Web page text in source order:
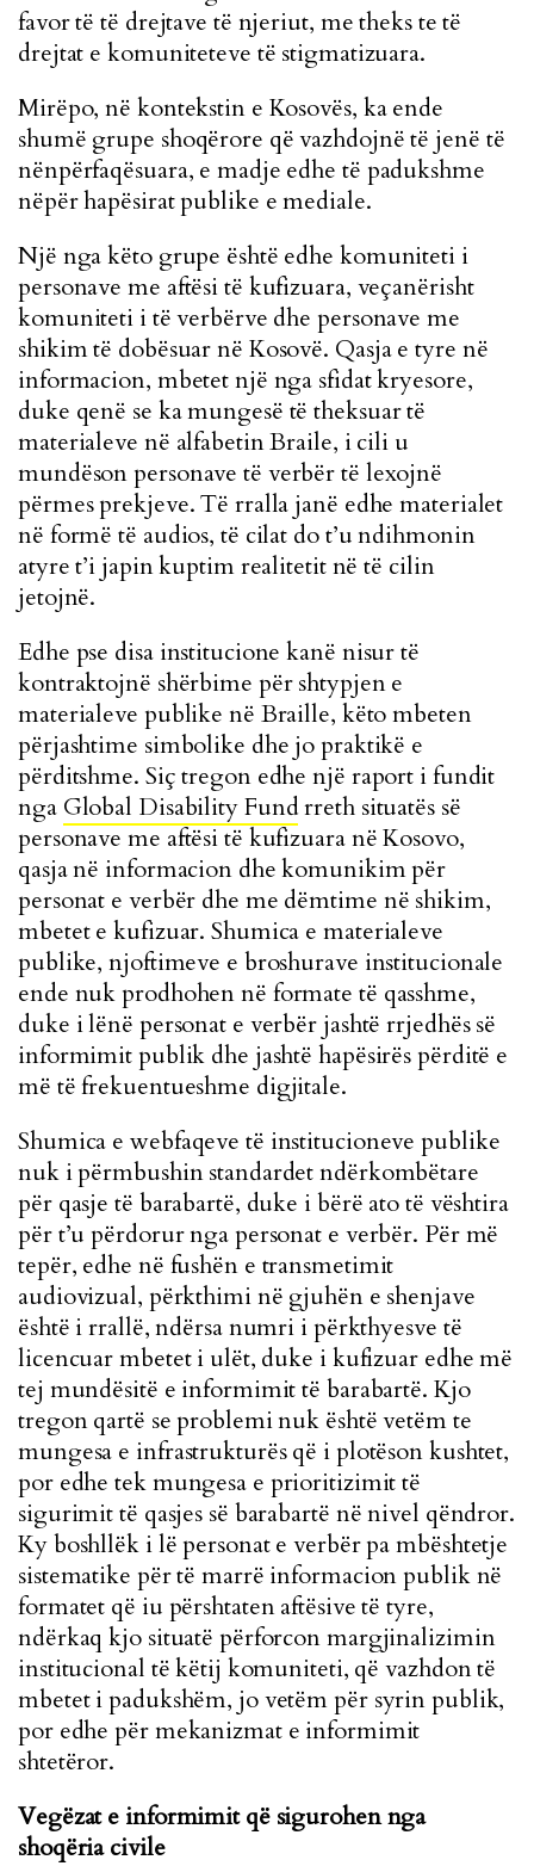
favor të të drejtave të njeriut, me theks te të
drejtat e komuniteteve të stigmatizuara.
Mirëpo, në kontekstin e Kosovës, ka ende
shumë grupe shoqërore që vazhdojnë të jenë të
nënpërfaqësuara, e madje edhe të padukshme
nëpër hapësirat publike e mediale.
Një nga këto grupe është edhe komuniteti i
personave me aftësi të kufizuara, veçanërisht
komuniteti i të verbërve dhe personave me
shikim të dobësuar në Kosovë. Qasja e tyre në
informacion, mbetet një nga sfidat kryesore,
duke qenë se ka mungesë të theksuar të
materialeve në alfabetin Braile, i cili u
mundëson personave të verbër të lexojnë
përmes prekjeve. Të rralla janë edhe materialet
në formë të audios, të cilat do t’u ndihmonin
atyre t’i japin kuptim realitetit në të cilin
jetojnë.
Edhe pse disa institucione kanë nisur të
kontraktojnë shërbime për shtypjen e
materialeve publike në Braille, këto mbeten
përjashtime simbolike dhe jo praktikë e
përditshme. Siç tregon edhe një raport i fundit
nga Global Disability Fundrreth situatës së
personave me aftësi të kufizuara në Kosovo,
qasja në informacion dhe komunikim për
personat e verbër dhe me dëmtime në shikim,
mbetet e kufizuar. Shumica e materialeve
publike, njoftimeve e broshurave institucionale
ende nuk prodhohen në formate të qasshme,
duke i lënë personat e verbër jashtë rrjedhës së
informimit publik dhe jashtë hapësirës përditë e
më të frekuentueshme digjitale.
Shumica e webfaqeve të institucioneve publike
nuk i përmbushin standardet ndërkombëtare
për qasje të barabartë, duke i bërë ato të vështira
për t’u përdorur nga personat e verbër. Për më
tepër, edhe në fushën e transmetimit
audiovizual, përkthimi në gjuhën e shenjave
është i rrallë, ndërsa numri i përkthyesve të
licencuar mbetet i ulët, duke i kufizuar edhe më
tej mundësitë e informimit të barabartë. Kjo
tregon qartë se problemi nuk është vetëm te
mungesa e infrastrukturës që i plotëson kushtet,
por edhe tek mungesa e prioritizimit të
sigurimit të qasjes së barabartë në nivel qëndror.
Ky boshllëk i lë personat e verbër pa mbështetje
sistematike për të marrë informacion publik në
formatet që iu përshtaten aftësive të tyre,
ndërkaq kjo situatë përforcon margjinalizimin
institucional të këtij komuniteti, që vazhdon të
mbetet i padukshëm, jo vetëm për syrin publik,
por edhe për mekanizmat e informimit
shtetëror.
Vegëzat e informimit që sigurohen nga
shoqëria civile